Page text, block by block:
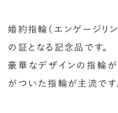
婚約指輪（エンゲージリ
の証となる記念品です。
豪華なデザインの指輪が
がついた指輪が主流です